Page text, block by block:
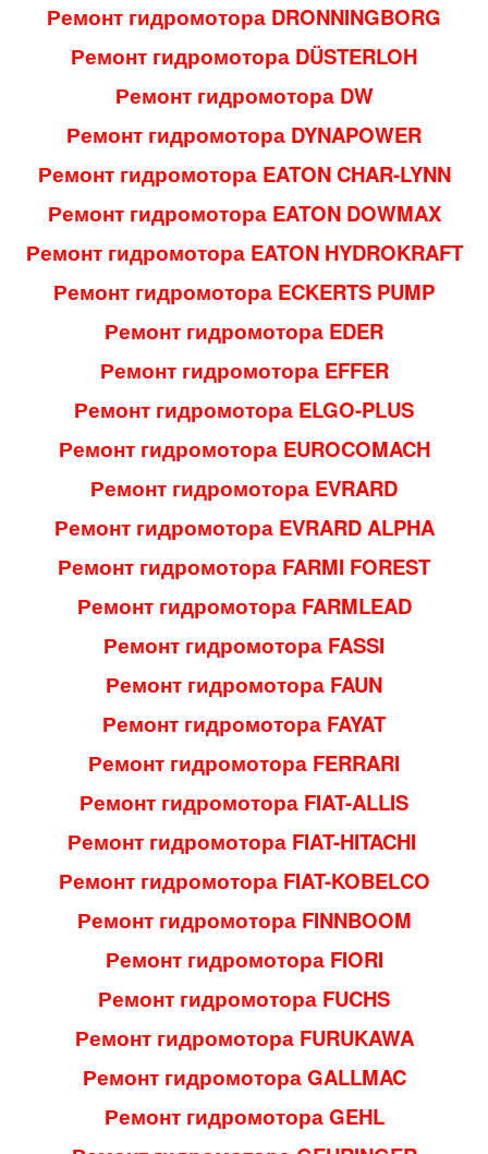
Ремонт гидромотора DRONNINGBORG
Ремонт гидромотора DÜSTERLOH
Ремонт гидромотора DW
Ремонт гидромотора DYNAPOWER
Ремонт гидромотора EATON CHAR-LYNN
Ремонт гидромотора EATON DOWMAX
Ремонт гидромотора EATON HYDROKRAFT
Ремонт гидромотора ECKERTS PUMP
Ремонт гидромотора EDER
Ремонт гидромотора EFFER
Ремонт гидромотора ELGO-PLUS
Ремонт гидромотора EUROCOMACH
Ремонт гидромотора EVRARD
Ремонт гидромотора EVRARD ALPHA
Ремонт гидромотора FARMI FOREST
Ремонт гидромотора FARMLEAD
Ремонт гидромотора FASSI
Ремонт гидромотора FAUN
Ремонт гидромотора FAYAT
Ремонт гидромотора FERRARI
Ремонт гидромотора FIAT-ALLIS
Ремонт гидромотора FIAT-HITACHI
Ремонт гидромотора FIAT-KOBELCO
Ремонт гидромотора FINNBOOM
Ремонт гидромотора FIORI
Ремонт гидромотора FUCHS
Ремонт гидромотора FURUKAWA
Ремонт гидромотора GALLMAC
Ремонт гидромотора GEHL